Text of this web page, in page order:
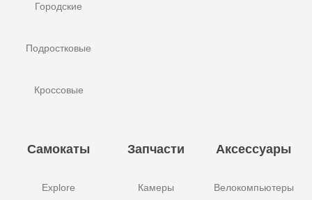
Городские
Подростковые
Кроссовые
Самокаты
Explore
Запчасти
Камеры
Аксессуары
Велокомпьютеры